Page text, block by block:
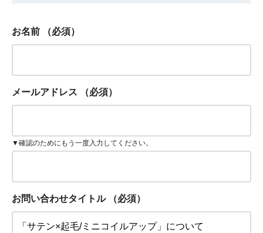
お名前 （必須）
メールアドレス （必須）
▼確認のためにもう一度入力してください。
お問い合わせタイトル （必須）